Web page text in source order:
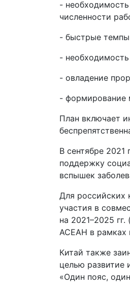
-
численности
- быстрые
-
- овладение
- формирование
План включает
В сентябре 2021
поддержку
вспышек
Для российских
участия в
на 2021–2025
АСЕАН в рамках
Китай также
целью развитие
«Один пояс,